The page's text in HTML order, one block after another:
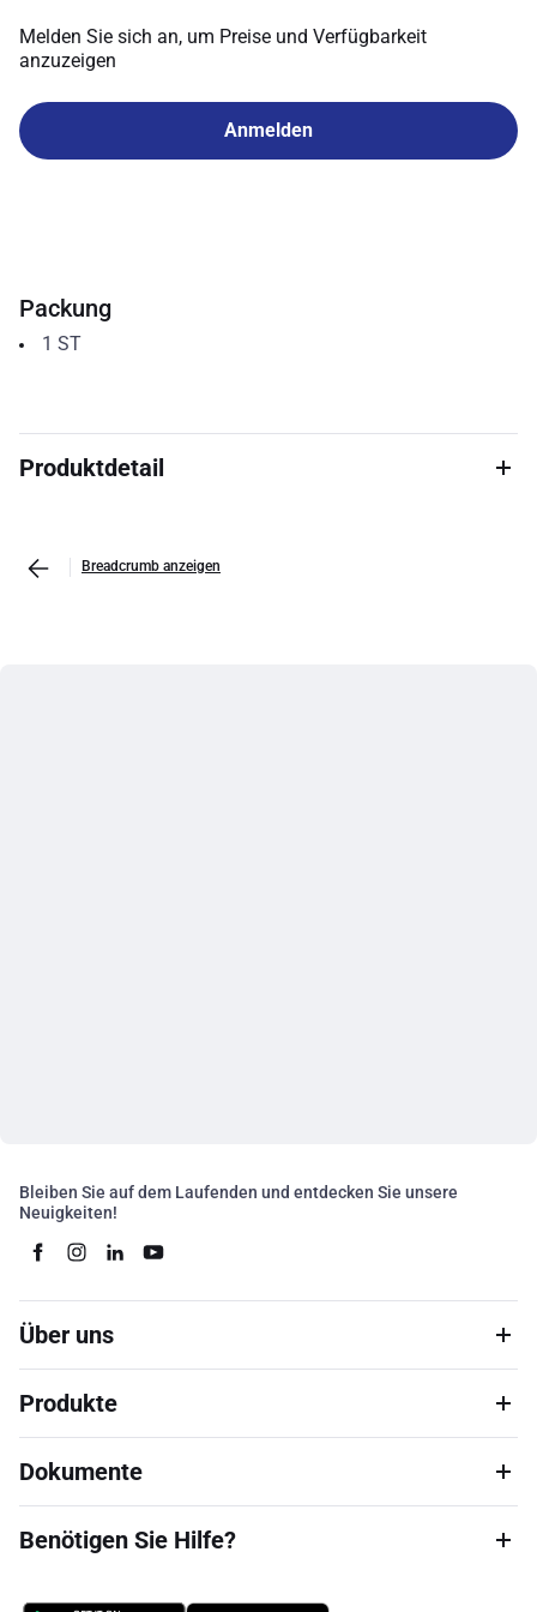
Melden Sie sich an, um Preise und Verfügbarkeit
anzuzeigen
Anmelden
Packung
1 ST
Produktdetail
Breadcrumb anzeigen
Bleiben Sie auf dem Laufenden und entdecken Sie unsere
Neuigkeiten!
Über uns
Produkte
Dokumente
Benötigen Sie Hilfe?